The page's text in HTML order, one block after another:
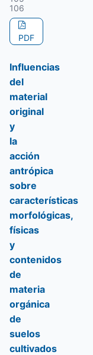
106
PDF
Influencias
del
material
original
y
la
acción
antrópica
sobre
características
morfológicas,
físicas
y
contenidos
de
materia
orgánica
de
suelos
cultivados